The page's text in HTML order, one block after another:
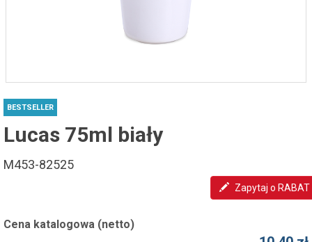
BESTSELLER
Lucas 75ml biały
M453-82525
Zapytaj o RABAT
Cena katalogowa (netto)